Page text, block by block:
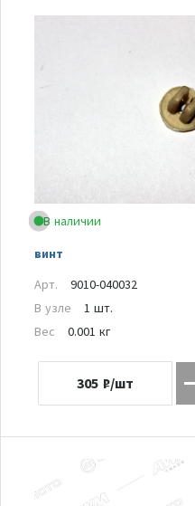
В наличии
винт
Арт.
9010-040032
В узле
1 шт.
Вес
0.001 кг
305 ₽/шт